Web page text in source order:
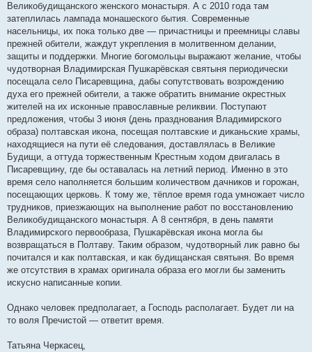
Великобудищанского женского монастыря. А с 2010 года там
затеплилась лампада монашеского бытия. Современные
насельницы, их пока только две — причастницы и преемницы славы
прежней обители, жаждут укрепления в молитвенном делании,
защиты и поддержки. Многие богомольцы выражают желание, чтобы
чудотворная Владимирская Пушкарёвская святыня периодически
посещала село Писаревщина, дабы сопутствовать возрождению
духа его прежней обители, а также обратить внимание окрестных
жителей на их исконные православные реликвии. Поступают
предложения, чтобы 3 июня (день празднования Владимирского
образа) полтавская икона, посещая полтавские и диканьские храмы,
находящиеся на пути её следования, доставлялась в Великие
Будищи, а оттуда торжественным Крестным ходом двигалась в
Писаревщину, где бы оставалась на летний период. Именно в это
время село наполняется большим количеством дачников и горожан,
посещающих церковь. К тому же, тёплое время года умножает число
трудников, приезжающих на выполнение работ по восстановлению
Великобудищанского монастыря. А 8 сентября, в день памяти
Владимирского первообраза, Пушкарёвская икона могла бы
возвращаться в Полтаву. Таким образом, чудотворный лик равно бы
почитался и как полтавская, и как будищанская святыня. Во время
же отсутствия в храмах оригинала образа его могли бы заменить
искусно написанные копии.
Однако человек предполагает, а Господь располагает. Будет ли на
то воля Пречистой — ответит время.
Татьяна Черкасец,